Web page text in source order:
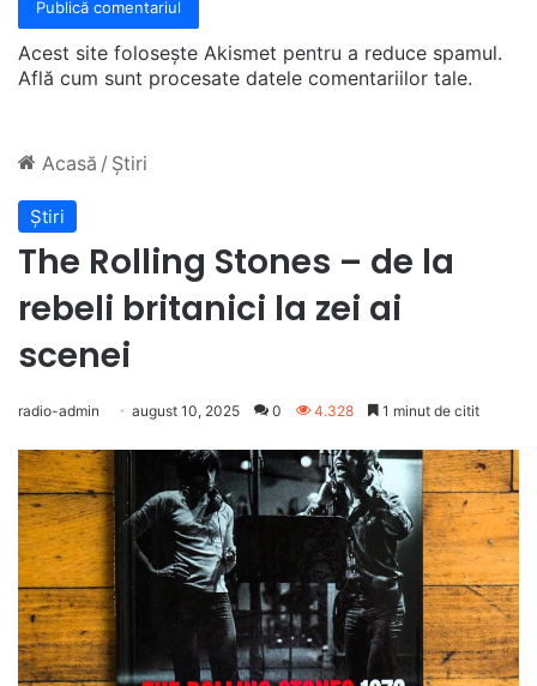
Acest site folosește Akismet pentru a reduce spamul.
Află cum sunt procesate datele comentariilor tale.